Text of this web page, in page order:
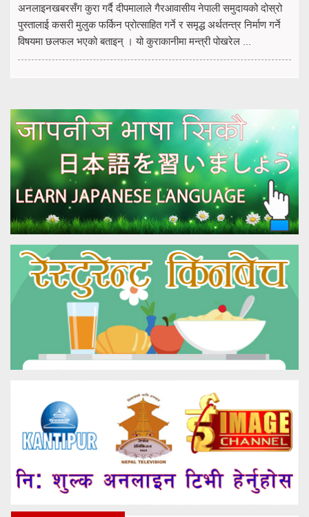
अनलाइनखबरसँग कुरा गर्दै दीपमालाले गैरआवासीय नेपाली समुदायको दोस्रो
पुस्तालाई कसरी मुलुक फर्किन प्रोत्साहित गर्ने र समृद्ध अर्थतन्त्र निर्माण गर्ने
विषयमा छलफल भएको बताइन् । यो कुराकानीमा मन्त्री पोखरेल ...